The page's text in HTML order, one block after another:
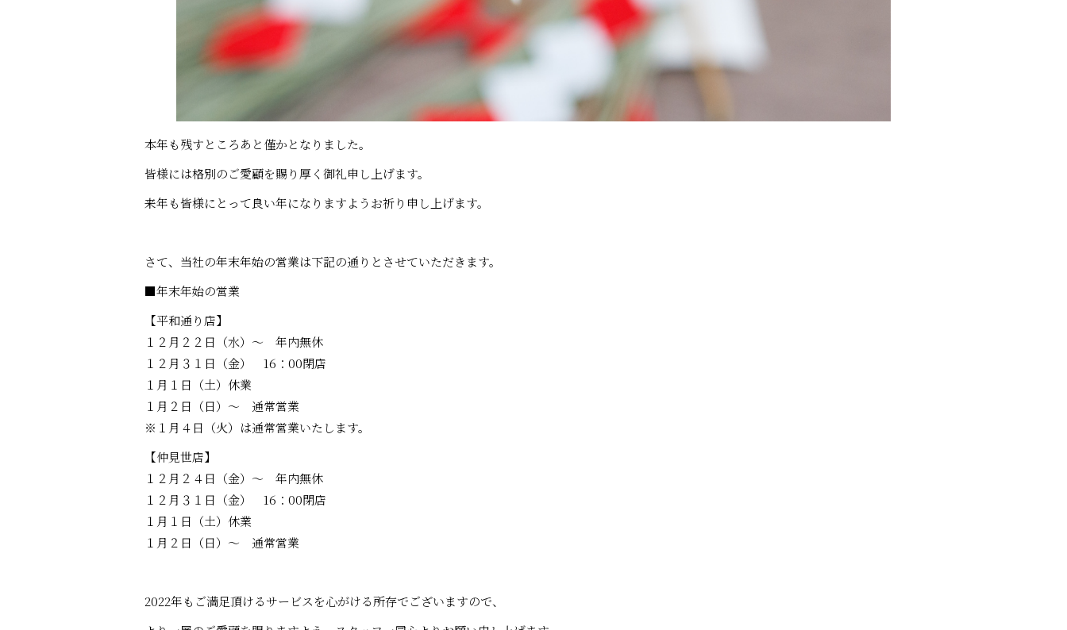
本年も残すところあと僅かとなりました。
皆様には格別のご愛顧を賜り厚く御礼申し上げます。
来年も皆様にとって良い年になりますよう お祈り申し上げます。
さて、当社の年末年始の営業は下記の通りとさせていただきます。
■年末年始の営業
【平和通り店】
１２月２２日（水）～ 年内無休
１２月３１日（金） 16：00閉店
１月１日（土）休業
１月２日（日）～ 通常営業
※１月４日（火）は通常営業いたします。
【仲見世店】
１２月２４日（金）～ 年内無休
１２月３１日（金） 16：00閉店
１月１日（土）休業
１月２日（日）～ 通常営業
2022年もご満足頂けるサービスを心がける所存でございますので、